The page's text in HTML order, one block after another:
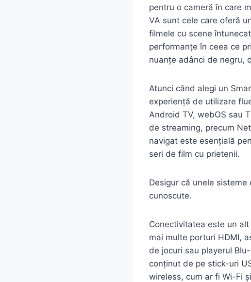
pentru o cameră în care
VA sunt cele care oferă
filmele cu scene
performanțe în ceea ce
nuanțe adânci de negru,
Atunci când alegi un
experiență de utilizare
Android TV, webOS sau
de streaming, precum
navigat este esențială
seri de film cu prietenii.
Desigur că unele
cunoscute.
Conectivitatea este un
mai multe porturi HDMI,
de jocuri sau playerul
conținut de pe stick-uri
wireless, cum ar fi Wi-Fi